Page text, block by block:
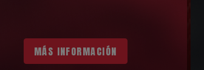
MÁS INFORMACIÓN